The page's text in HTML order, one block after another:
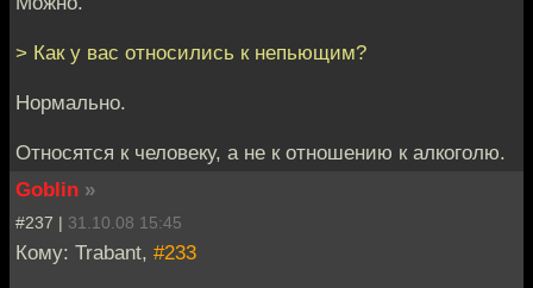
> Как у вас относились к непьющим?
Нормально.
Относятся к человеку, а не к отношению к алкоголю.
Goblin »
#237 | 31.10.08 15:45
Кому: Trabant, #233